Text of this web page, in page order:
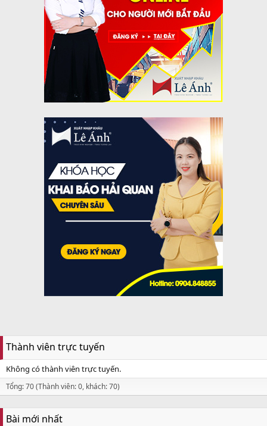
Thành viên trực tuyến
Không có thành viên trực tuyến.
Tổng: 70 (Thành viên: 0, khách: 70)
Bài mới nhất